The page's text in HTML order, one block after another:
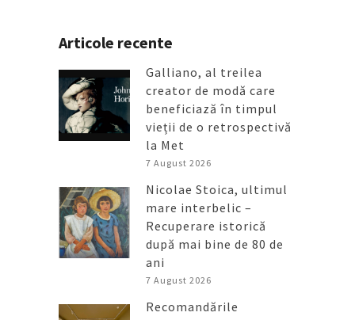
Articole recente
Galliano, al treilea
creator de modă care
beneficiază în timpul
vieții de o retrospectivă
la Met
7 August 2026
Nicolae Stoica, ultimul
mare interbelic –
Recuperare istorică
după mai bine de 80 de
ani
7 August 2026
Recomandările